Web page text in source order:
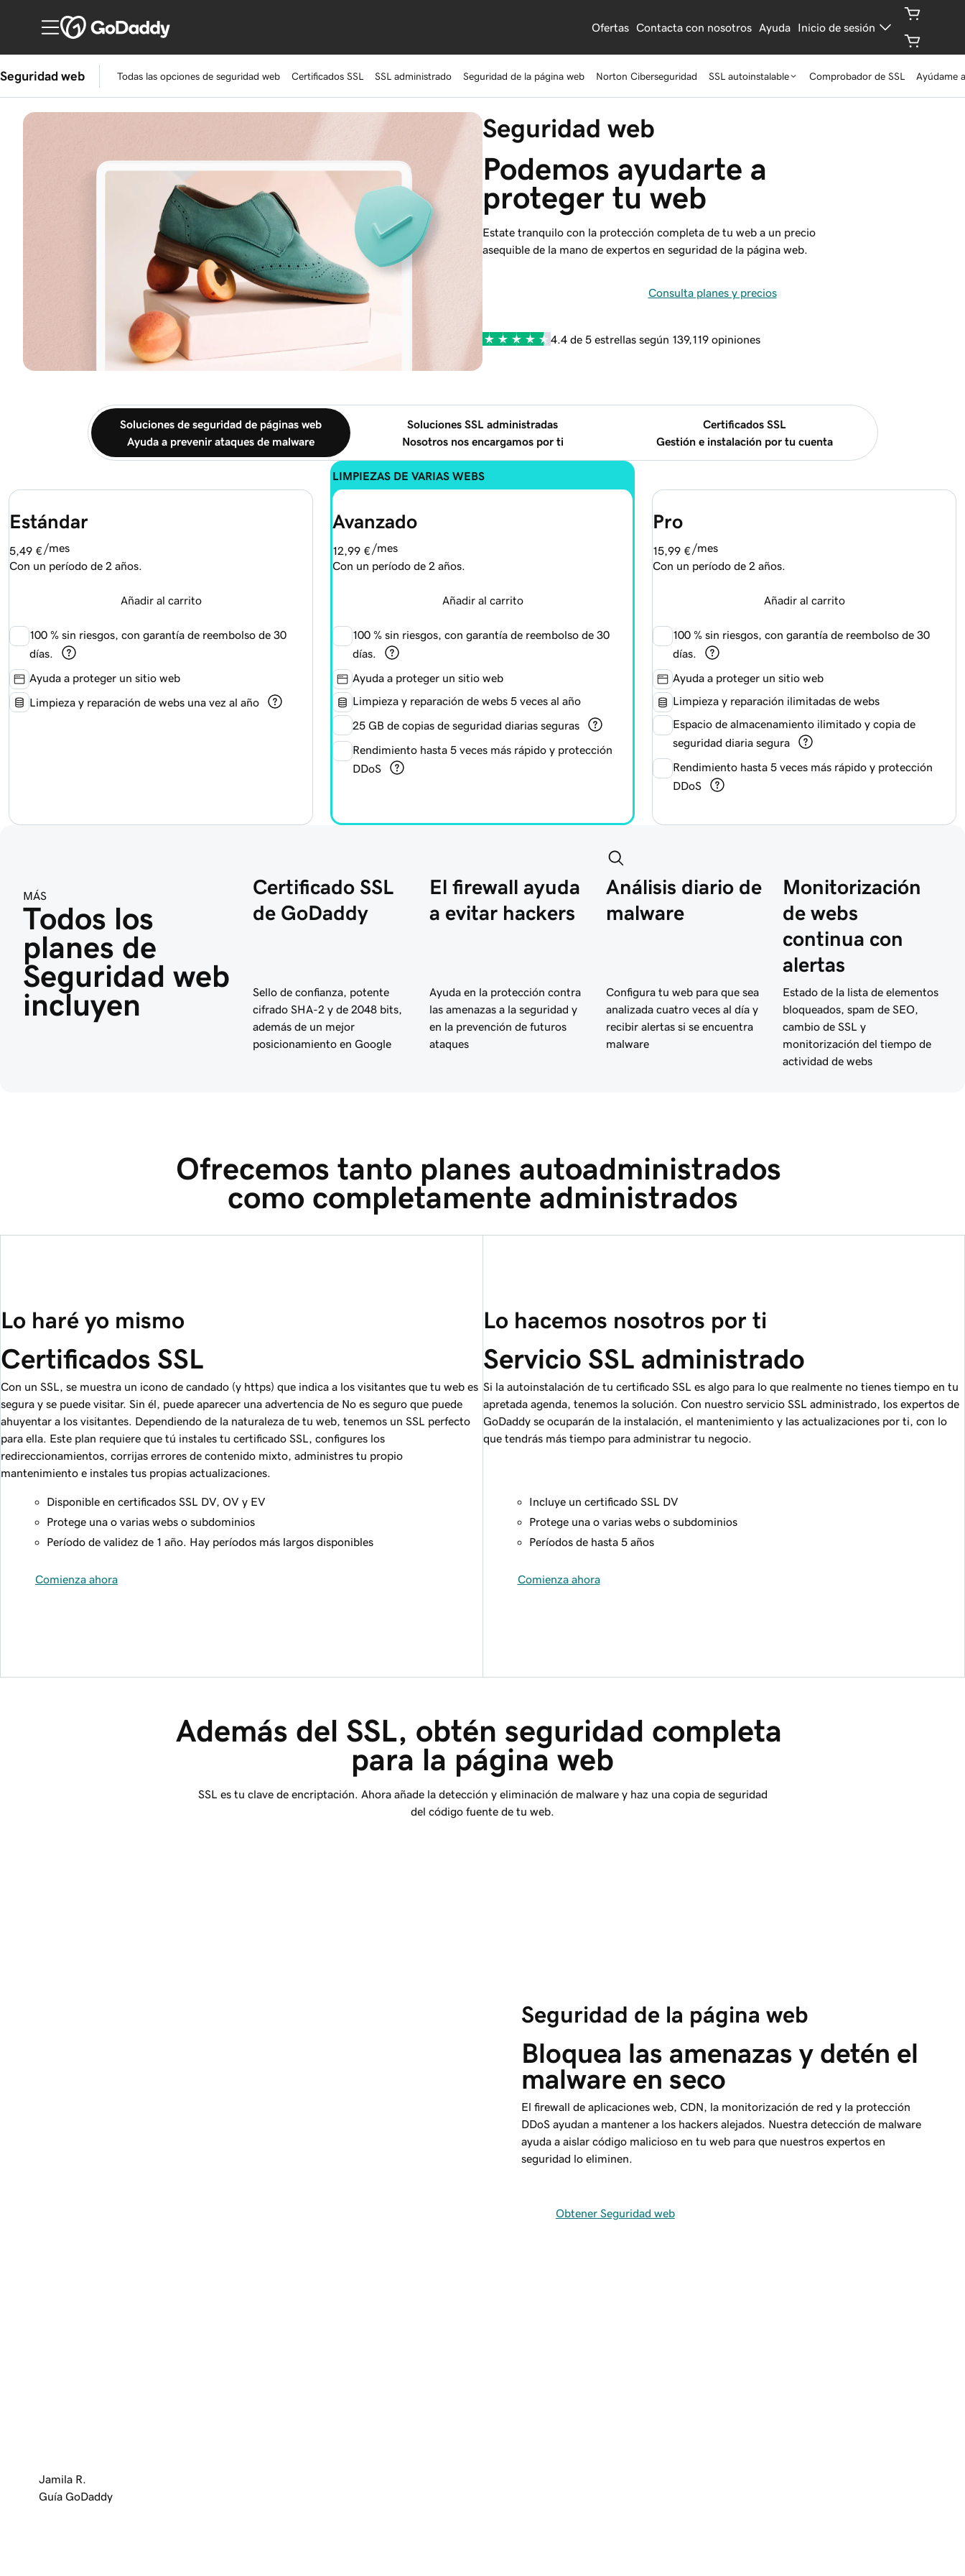
Ofertas Contacta con nosotros Ayuda Inicio de sesión
Seguridad web Todas las opciones de seguridad web Certificados SSL SSL administrado Seguridad de la página web Norton Ciberseguridad SSL autoinstalable Comprobador de SSL Ayúdame
Seguridad web
Podemos ayudarte a
proteger tu web
Estate tranquilo con la protección completa de tu web a un precio
asequible de la mano de expertos en seguridad de la página web.
Consulta planes y precios
4.4 de 5 estrellas según 139,119 opiniones
Soluciones de seguridad de páginas web
Ayuda a prevenir ataques de malware
Soluciones SSL administradas
Nosotros nos encargamos por ti
Certificados SSL
Gestión e instalación por tu cuenta
Estándar
5,49 € /mes
Con un período de 2 años.
Añadir al carrito
100 % sin riesgos, con garantía de reembolso de 30
días.
Ayuda a proteger un sitio web
Limpieza y reparación de webs una vez al año
LIMPIEZAS DE VARIAS WEBS
Avanzado
12,99 € /mes
Con un período de 2 años.
Añadir al carrito
100 % sin riesgos, con garantía de reembolso de 30
días.
Ayuda a proteger un sitio web
Limpieza y reparación de webs 5 veces al año
25 GB de copias de seguridad diarias seguras
Rendimiento hasta 5 veces más rápido y protección
DDoS
Pro
15,99 € /mes
Con un período de 2 años.
Añadir al carrito
100 % sin riesgos, con garantía de reembolso de 30
días.
Ayuda a proteger un sitio web
Limpieza y reparación ilimitadas de webs
Espacio de almacenamiento ilimitado y copia de
seguridad diaria segura
Rendimiento hasta 5 veces más rápido y protección
DDoS
MÁS
Todos los
planes de
Seguridad web
incluyen
Certificado SSL
de GoDaddy
Sello de confianza, potente
cifrado SHA-2 y de 2048 bits,
además de un mejor
posicionamiento en Google
El firewall ayuda
a evitar hackers
Ayuda en la protección contra
las amenazas a la seguridad y
en la prevención de futuros
ataques
Análisis diario de
malware
Configura tu web para que sea
analizada cuatro veces al día y
recibir alertas si se encuentra
malware
Monitorización
de webs
continua con
alertas
Estado de la lista de elementos
bloqueados, spam de SEO,
cambio de SSL y
monitorización del tiempo de
actividad de webs
Ofrecemos tanto planes autoadministrados
como completamente administrados
Lo haré yo mismo
Certificados SSL
Con un SSL, se muestra un icono de candado (y https) que indica a los visitantes que tu web es
segura y se puede visitar. Sin él, puede aparecer una advertencia de No es seguro que puede
ahuyentar a los visitantes. Dependiendo de la naturaleza de tu web, tenemos un SSL perfecto
para ella. Este plan requiere que tú instales tu certificado SSL, configures los
redireccionamientos, corrijas errores de contenido mixto, administres tu propio
mantenimiento e instales tus propias actualizaciones.
Disponible en certificados SSL DV, OV y EV
Protege una o varias webs o subdominios
Período de validez de 1 año. Hay períodos más largos disponibles
Comienza ahora
Lo hacemos nosotros por ti
Servicio SSL administrado
Si la autoinstalación de tu certificado SSL es algo para lo que realmente no tienes tiempo en tu
apretada agenda, tenemos la solución. Con nuestro servicio SSL administrado, los expertos de
GoDaddy se ocuparán de la instalación, el mantenimiento y las actualizaciones por ti, con lo
que tendrás más tiempo para administrar tu negocio.
Incluye un certificado SSL DV
Protege una o varias webs o subdominios
Períodos de hasta 5 años
Comienza ahora
Además del SSL, obtén seguridad completa
para la página web
SSL es tu clave de encriptación. Ahora añade la detección y eliminación de malware y haz una copia de seguridad
del código fuente de tu web.
Seguridad de la página web
Bloquea las amenazas y detén el
malware en seco
El firewall de aplicaciones web, CDN, la monitorización de red y la protección
DDoS ayudan a mantener a los hackers alejados. Nuestra detección de malware
ayuda a aislar código malicioso en tu web para que nuestros expertos en
seguridad lo eliminen.
Obtener Seguridad web
Jamila R.
Guía GoDaddy